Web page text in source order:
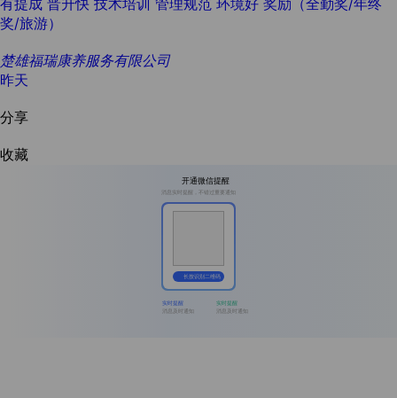
奖/旅游）
楚雄福瑞康养服务有限公司
昨天
分享
收藏
开通微信提醒
消息实时提醒，不错过重要通知
长按识别二维码
实时提醒
消息及时通知
实时提醒
消息及时通知